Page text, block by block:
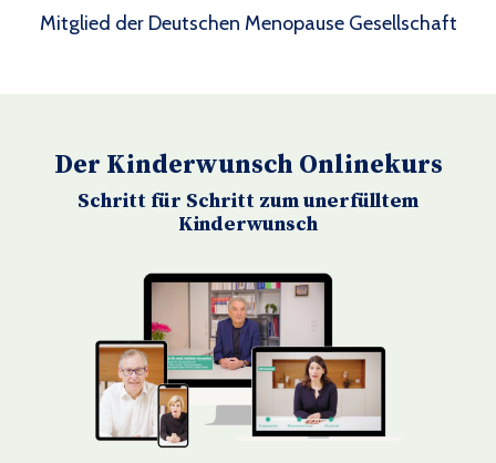
Mitglied der Deutschen Menopause Gesellschaft
Der Kinderwunsch Onlinekurs
Schritt für Schritt zum unerfülltem
Kinderwunsch